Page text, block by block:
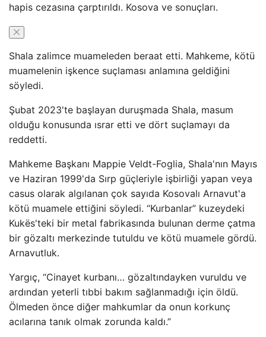
hapis cezasına çarptırıldı. Kosova ve sonuçları.
Shala zalimce muameleden beraat etti. Mahkeme, kötü
muamelenin işkence suçlaması anlamına geldiğini
söyledi.
Şubat 2023'te başlayan duruşmada Shala, masum
olduğu konusunda ısrar etti ve dört suçlamayı da
reddetti.
Mahkeme Başkanı Mappie Veldt-Foglia, Shala'nın Mayıs
ve Haziran 1999'da Sırp güçleriyle işbirliği yapan veya
casus olarak algılanan çok sayıda Kosovalı Arnavut'a
kötü muamele ettiğini söyledi. “Kurbanlar” kuzeydeki
Kukёs'teki bir metal fabrikasında bulunan derme çatma
bir gözaltı merkezinde tutuldu ve kötü muamele gördü.
Arnavutluk.
Yargıç, “Cinayet kurbanı… gözaltındayken vuruldu ve
ardından yeterli tıbbi bakım sağlanmadığı için öldü.
Ölmeden önce diğer mahkumlar da onun korkunç
acılarına tanık olmak zorunda kaldı.”